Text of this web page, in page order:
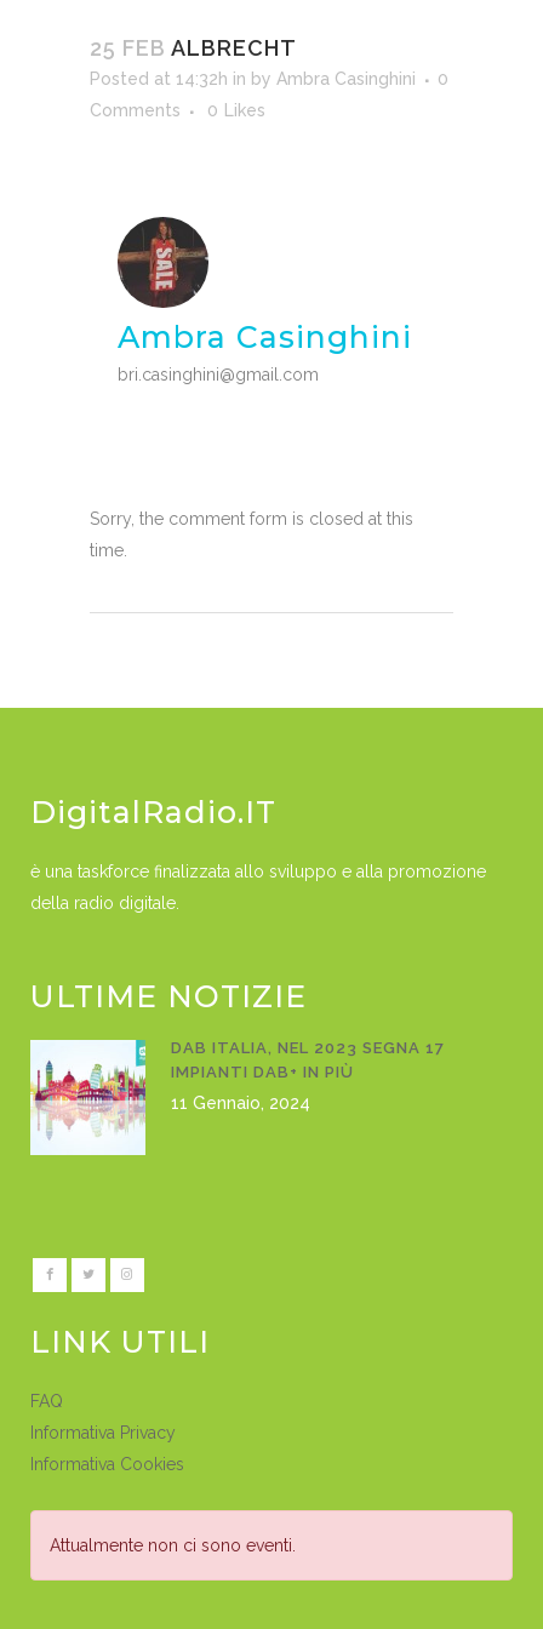
25 FEB ALBRECHT
Posted at 14:32h in by Ambra Casinghini
0
Comments
0 Likes
Ambra Casinghini
bri.casinghini@gmail.com
Sorry, the comment form is closed at this
time.
DigitalRadio.IT
è una taskforce finalizzata allo sviluppo e alla promozione
della radio digitale.
ULTIME NOTIZIE
DAB ITALIA, NEL 2023 SEGNA 17
IMPIANTI DAB+ IN PIÙ
11 Gennaio, 2024
LINK UTILI
FAQ
Informativa Privacy
Informativa Cookies
Attualmente non ci sono eventi.